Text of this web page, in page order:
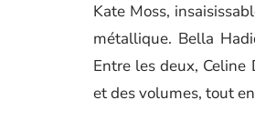
Kate Moss,
métallique. Bella
Entre les deux,
et des volumes, tout